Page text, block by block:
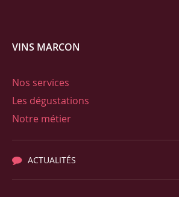
VINS MARCON
Nos services
Les dégustations
Notre métier
ACTUALITÉS